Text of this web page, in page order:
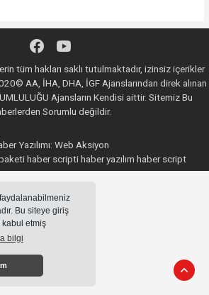
Bu siteye giriş
kabul etmiş
bilgi
tüm hakları saklı tutulmaktadır, izinsiz içerikler
AA, İHA, DHA, İGF Ajanslarından direk alınan
Ajansların Kendisi aittir. Sitemiz Bu
Sorumlu değildir.
Yazılımı: Web Aksiyon
haber scripti haber yazılım haber script